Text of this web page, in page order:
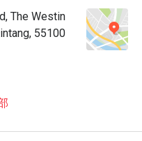
The Westin
55100